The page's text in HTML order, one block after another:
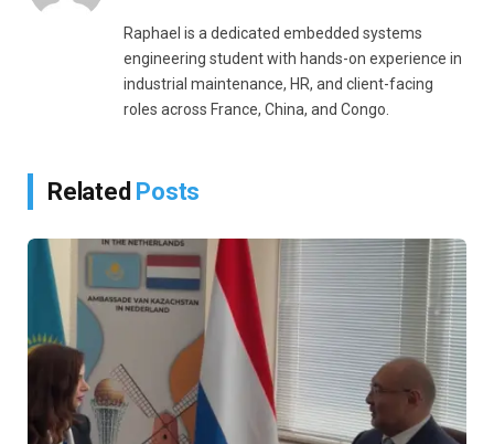
Raphael is a dedicated embedded systems
engineering student with hands-on experience in
industrial maintenance, HR, and client-facing
roles across France, China, and Congo.
Related Posts